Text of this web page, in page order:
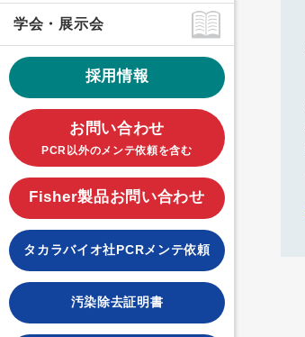
学会・展示会
採用情報
お問い合わせ
PCR以外のメンテ依頼を含む
Fisher製品お問い合わせ
タカラバイオ社PCRメンテ依頼
汚染除去証明書